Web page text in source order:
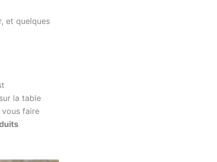
et quelques
la table
faire